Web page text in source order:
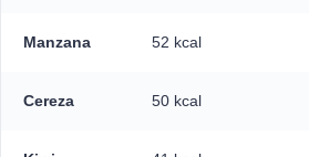
Manzana 52 kcal
Cereza 50 kcal